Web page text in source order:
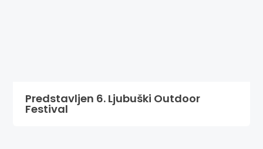
Predstavljen 6. Ljubuški Outdoor
Festival